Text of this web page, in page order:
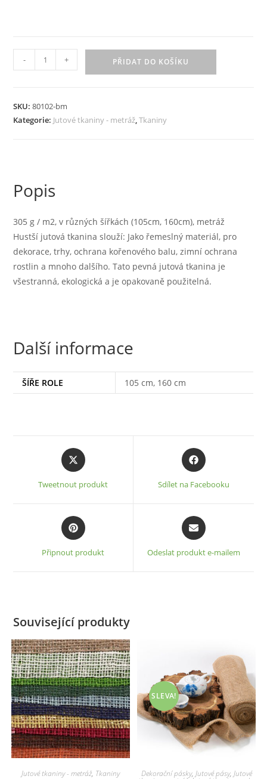
tkanina
/
(105cm,
160cm),
metráž
množství
- + PŘIDAT DO KOŠÍKU
SKU:80102-bm
Kategorie: Jutové tkaniny - metráž,Tkaniny
Popis
305 g / m2, v různých šířkách (105cm, 160cm), metráž
Hustší jutová tkanina slouží: Jako řemeslný materiál, pro
dekorace, trhy, ochrana kořenového balu, zimní ochrana
rostlin a mnoho dalšího. Tato pevná jutová tkanina je
všestranná, ekologická a je opakovaně použitelná.
Další informace
ŠÍŘE ROLE 105 cm, 160 cm
Opens
in
new
Tweetnout produkt
Opens
in
new
Sdílet na Facebooku
Opens
in
new
Připnout produkt
Opens
in
new
Odeslat produkt e-mailem
Související produkty
Jutové tkaniny - metráž, Tkaniny
SLEVA!
Dekorační pásky, Jutové pásy, Jutové